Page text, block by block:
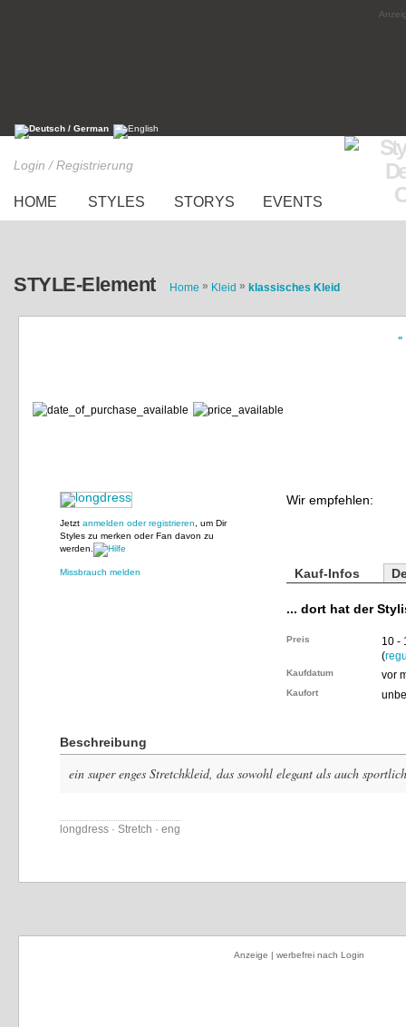
Login / Registrierung
HOME STYLES STORYS EVENTS
STYLE-Element Home » Kleid » klassisches Kleid
«
Jetzt anmelden oder registrieren , um Dir
Styles zu merken oder Fan davon zu
werden.
Missbrauch melden
Wir empfehlen:
Kauf-Infos
... dort hat der
Preis
10 -
(
Kaufdatum vor
Kaufort
Beschreibung
ein super enges Stretchkleid, das sowohl elegant als auch
longdress · Stretch · eng
Anzeige | werbefrei nach Login